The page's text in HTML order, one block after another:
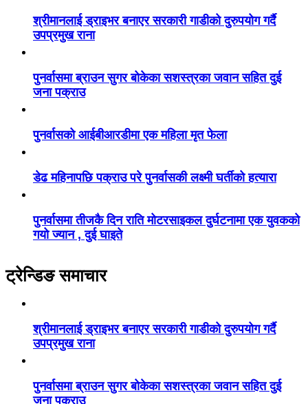
श्रीमानलाई ड्राइभर बनाएर सरकारी गाडीको दुरुपयोग गर्दै
उपप्रमुख राना
पुनर्वासमा ब्राउन सुगर बोकेका सशस्त्रका जवान सहित दुई
जना पक्राउ
पुनर्वासको आईबीआरडीमा एक महिला मृत फेला
डेढ महिनापछि पक्राउ परे पुनर्वासकी लक्ष्मी घर्तीको हत्यारा
पुनर्वासमा तीजकै दिन राति मोटरसाइकल दुर्घटनामा एक युवकको
गयो ज्यान , दुई घाइते
ट्रेन्डिङ समाचार
श्रीमानलाई ड्राइभर बनाएर सरकारी गाडीको दुरुपयोग गर्दै
उपप्रमुख राना
पुनर्वासमा ब्राउन सुगर बोकेका सशस्त्रका जवान सहित दुई
जना पक्राउ